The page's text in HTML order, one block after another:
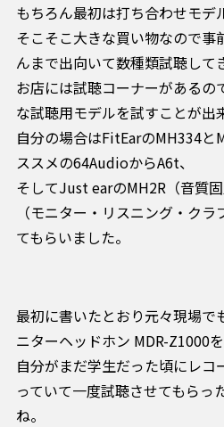
もちろん最初は打ち合わせモデ
そこそこ大きな買い物なので事
んまで出向いて数種類試聴して
お店には試聴コーナーがあるの
な試聴用モデルを試すことが出
自分の場合はFitEarのMH334と
ススメの64AudioからA6t、
そしてJust earのMH2R（音質
（モニター・リスニング・ク
てもらいました。
最初に書いたとおり元々現場で
ニターヘッドホン MDR-Z1000
自分がまだ学生だった頃にレコ
っていて一度試聴させてもらっ
ね。